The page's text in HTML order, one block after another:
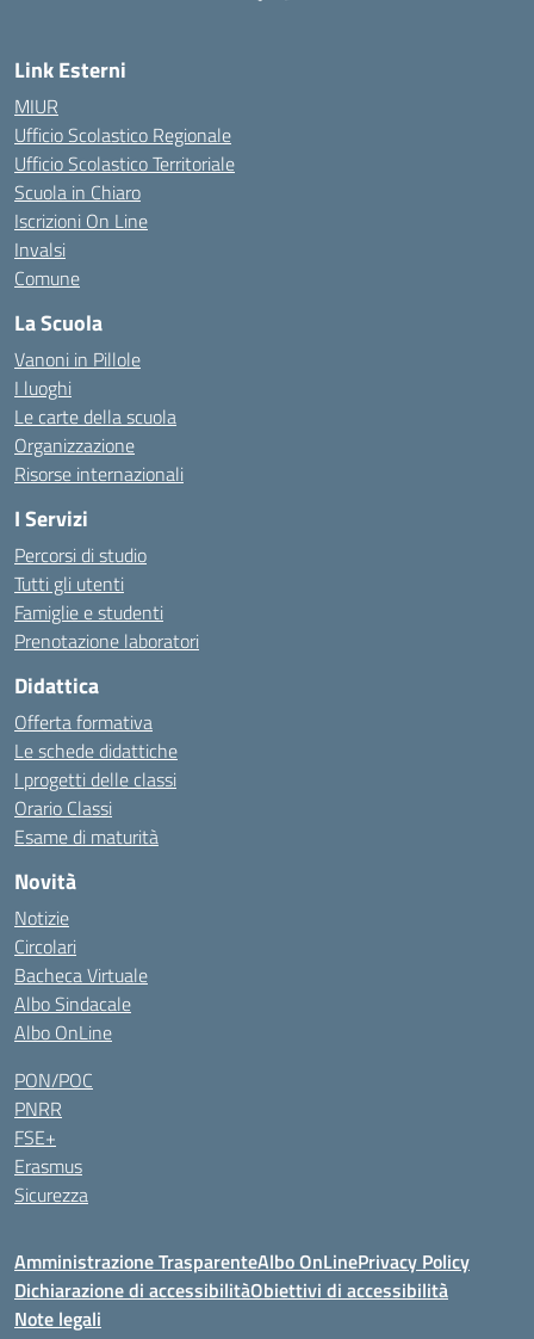
Link Esterni
MIUR
Ufficio Scolastico Regionale
Ufficio Scolastico Territoriale
Scuola in Chiaro
Iscrizioni On Line
Invalsi
Comune
La Scuola
Vanoni in Pillole
I luoghi
Le carte della scuola
Organizzazione
Risorse internazionali
I Servizi
Percorsi di studio
Tutti gli utenti
Famiglie e studenti
Prenotazione laboratori
Didattica
Offerta formativa
Le schede didattiche
I progetti delle classi
Orario Classi
Esame di maturità
Novità
Notizie
Circolari
Bacheca Virtuale
Albo Sindacale
Albo OnLine
PON/POC
PNRR
FSE+
Erasmus
Sicurezza
Amministrazione TrasparenteAlbo OnLinePrivacy Policy
Dichiarazione di accessibilitàObiettivi di accessibilità
Note legali